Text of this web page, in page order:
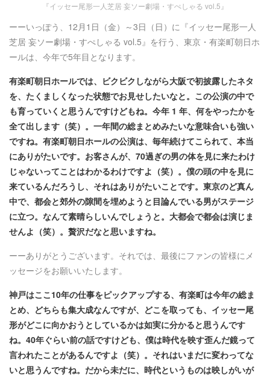
『イッセー尾形一人芝居 妄ソー劇場・すぺしゃる vol.5』
ーーいっぽう、12月1日（金）～3日（日）に『イッセー尾形一人
芝居 妄ソー劇場・すぺしゃる vol.5』を行う、東京・有楽町朝日ホ
ールは、今年で5年目となります。
有楽町朝日ホールでは、ビクビクしながら大阪で初披露したネタ
を、たくましくなった状態でお見せしたいなと。この公演の中で
も育っていくと思うんですけどもね。今年 1 年、何をやったかを
全て出します（笑）。一年間の総まとめみたいな意味合いも強い
ですね。有楽町朝日ホールの公演は、毎年続けてこられて、本当
にありがたいです。お客さんが、70過ぎの男の体を見に来たわけ
じゃないってことはわかるわけですよ（笑）。僕の頭の中を見に
来ているんだろうし、それはありがたいことです。東京のど真ん
中で、都会と郊外の隙間を埋めようと目論んでいる男がステージ
に立つ。なんて素晴らしいんでしょうと。大都会で都会は演じま
せんよ（笑）。贅沢だなと思いますね。
ーーありがとうございます。それでは、最後にファンの皆様にメ
ッセージをお願いいたします。
神戸はここ10年の仕事をピックアップする、有楽町は今年の総ま
とめ、どちらも集大成なんですが、どこを取っても、イッセー尾
形がどこに向かおうとしているかは如実に分かると思うんです
ね。40年ぐらい前の話ですけども、僕は時代を映す歪んだ鏡って
言われたことがあるんですよ（笑）。それはいまだに変わってな
いと思うんですね。だから未だに、時代というものは映しがいが